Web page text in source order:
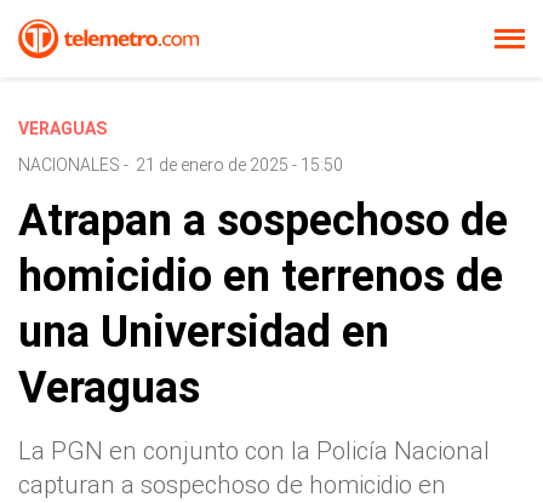
VERAGUAS
NACIONALES - 21 de enero de 2025 - 15:50
Atrapan a sospechoso de
homicidio en terrenos de
una Universidad en
Veraguas
La PGN en conjunto con la Policía Nacional
capturan a sospechoso de homicidio en